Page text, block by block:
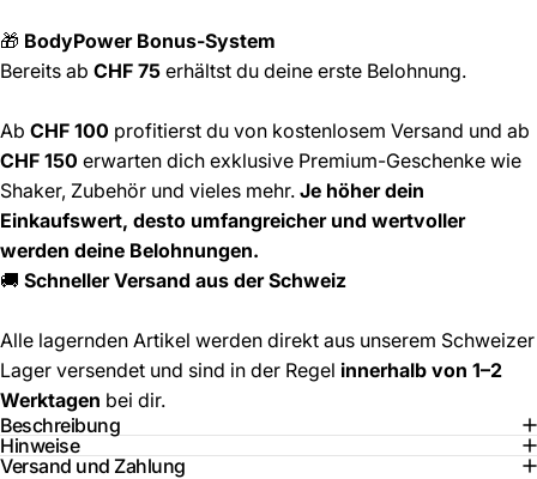
🎁 BodyPower Bonus-System
Bereits ab CHF 75 erhältst du deine erste Belohnung.
Ab CHF 100 profitierst du von kostenlosem Versand und ab
CHF 150 erwarten dich exklusive Premium-Geschenke wie
Shaker, Zubehör und vieles mehr. Je höher dein
Einkaufswert, desto umfangreicher und wertvoller
werden deine Belohnungen.
🚚 Schneller Versand aus der Schweiz
Alle lagernden Artikel werden direkt aus unserem Schweizer
Lager versendet und sind in der Regel innerhalb von 1–2
Werktagen bei dir.
Beschreibung
Hinweise
Versand und Zahlung